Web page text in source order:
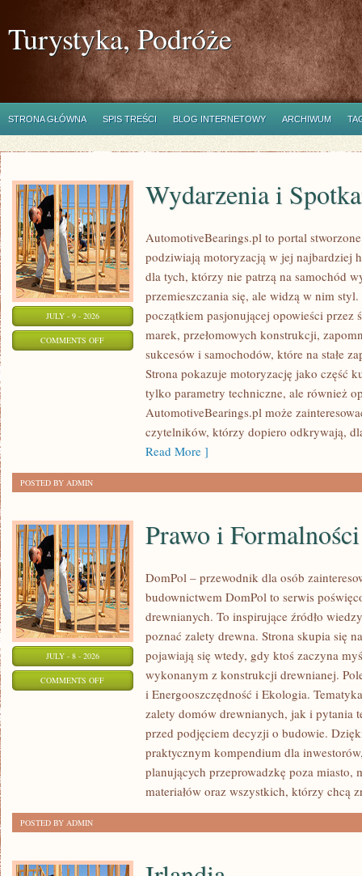
Turystyka, Podróże
STRONA GŁÓWNA SPIS TREŚCI BLOG INTERNETOWY ARCHIWUM
JULY - 9 - 2026
COMMENTS OFFON
WYDARZENIA
SPOTKANIA
KLASYKÓW
Wydarzenia i
AutomotiveBearings.pl to portal
podziwiają motoryzacją w jej najbardziej
dla tych, którzy nie patrzą na samochód
przemieszczania się, ale widzą w nim
początkiem pasjonującej opowieści przez
marek, przełomowych konstrukcji,
sukcesów i samochodów, które na stałe
Strona pokazuje motoryzację jako część
tylko parametry techniczne, ale również
AutomotiveBearings.pl może
czytelników, którzy dopiero odkrywają,
Read More ]
POSTED BY ADMIN
JULY - 8 - 2026
COMMENTS OFFON
FORMALNOŚCI
Prawo i Formalności
DomPol – przewodnik dla osób
budownictwem DomPol to serwis
drewnianych. To inspirujące źródło
poznać zalety drewna. Strona skupia się
pojawiają się wtedy, gdy ktoś zaczyna
wykonanym z konstrukcji drewnianej.
i Energooszczędność i Ekologia.
zalety domów drewnianych, jak i pytania
przed podjęciem decyzji o budowie.
praktycznym kompendium dla
planujących przeprowadzkę poza miasto,
materiałów oraz wszystkich, którzy chcą
POSTED BY ADMIN